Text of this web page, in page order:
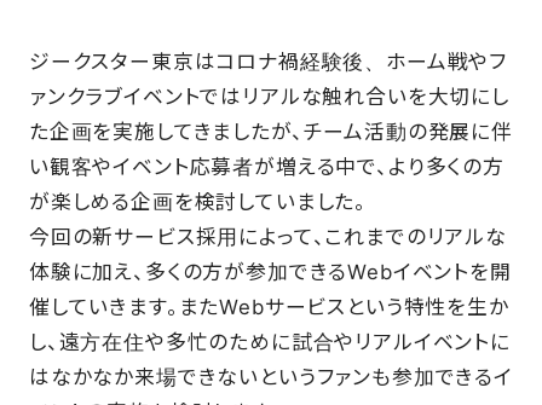
ジークスター東京はコロナ禍経験後、ホーム戦やフ
ァンクラブイベントではリアルな触れ合いを大切にし
た企画を実施してきましたが、チーム活動の発展に伴
い観客やイベント応募者が増える中で、より多くの方
が楽しめる企画を検討していました。
今回の新サービス採用によって、これまでのリアルな
体験に加え、多くの方が参加できるWebイベントを開
催していきます。またWebサービスという特性を生か
し、遠方在住や多忙のために試合やリアルイベントに
はなかなか来場できないというファンも参加できるイ